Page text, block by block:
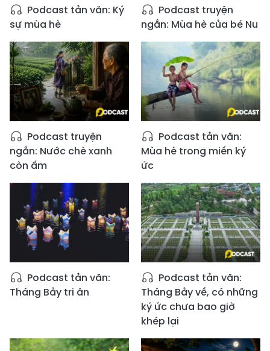
Podcast tản văn: Ký
sự mùa hè
Podcast truyện
ngắn: Mùa hè của bé Nu
Podcast truyện
ngắn: Nước chè xanh
còn ấm
Podcast tản văn:
Mùa hè trong miền ký
ức
Podcast tản văn:
Tháng Bảy tri ân
Podcast tản văn:
Tháng Bảy về, có những
ký ức chưa bao giờ
khép lại